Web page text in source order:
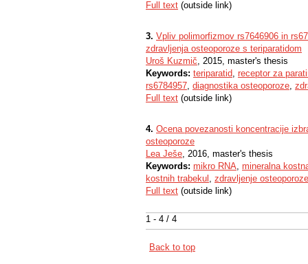
1 - 4 / 4
Full text (outside link)
3. Vpliv polimorfizmov rs7646906 in
zdravljenja osteoporoze s teriparatidom
Uroš Kuzmič, 2015, master's thesis
Keywords: teriparatid, receptor za
rs6784957, diagnostika osteoporoze,
Full text (outside link)
4. Ocena povezanosti koncentracije
osteoporoze
Lea Ješe, 2016, master's thesis
Keywords: mikro RNA, mineralna
kostnih trabekul , zdravljenje osteoporoze
Full text (outside link)
Back to top